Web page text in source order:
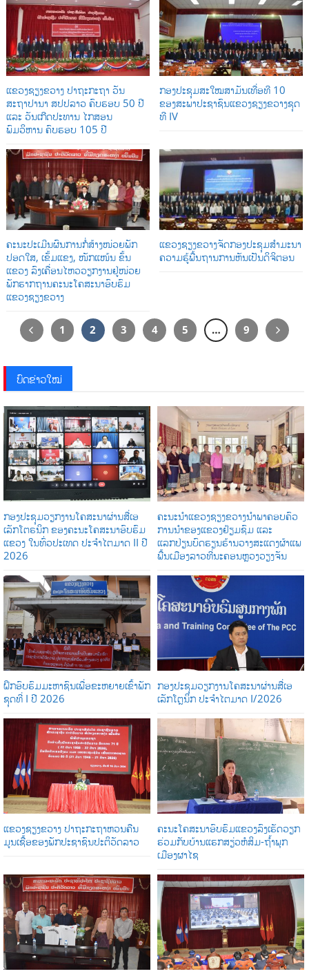
ແຂວງຊຽງຂວາງ ປາຖະກະຖາ ວັນ
ສະຖາປານາ ສປປລາວ ຄົບຮອບ 50 ປີ
ແລະ ວັນເກີດປະທານ ໄກສອນ
ພົມວິຫານ ຄົບຮອບ 105 ປີ
ກອງປະຊຸມສະໃໝສາມັນເທື່ອທີ 10
ຂອງສະພາປະຊາຊົນແຂວງຊຽງຂວາງຊຸດ
ທີ IV
ຄະນະປະເມີນຜົນການກໍ່ສ້າງໜ່ວຍພັກ
ປອດໃສ, ເຂັ້ມແຂງ, ໜັກແໜ້ນ ຂັ້ນ
ແຂວງ ລົງເຄື່ອນໄຫວວຽກງານຢູ່ໜ່ວຍ
ພັກຮາກຖານຄະນະໂຄສະນາອົບຮົມ
ແຂວງຊຽງຂວາງ
ແຂວງຊຽງຂວາງຈັດກອງປະຊຸມສໍາມະນາ
ຄວາມຮູ້ພື້ນຖານການຫັນເປັນດິຈິຕອນ
1 2 3 4 5 … 9
ບົດຂ່າວໃໝ່
ກອງປະຊຸມວຽກງານໂຄສະນາຜ່ານສື່ເອ
ເລັກໂຕຣນິກ ຂອງຄະນະໂຄສະນາອົບຮົມ
ແຂວງ ໃນທົ່ວປະເທດ ປະຈໍາໄຕມາດ II ປີ
2026
ຄະນະນຳແຂວງຊຽງຂວາງນຳພາຄອບຄົວ
ການນໍາຂອງແຂວງຢ້ຽມຊົມ ແລະ
ແລກປ່ຽນບົດຮຽນຮ້ານວາງສະແດງຜ້າແພ
ພື້ນເມືອງລາວທີ່ນະຄອນຫຼວງວຽງຈັນ
ຝຶກອົບຮົມມະຫາຊົນເພື່ອຂະຫຍາຍເຂົ້າພັກ
ຊຸດທີ່ I ປີ 2026
ກອງປະຊຸມວຽກງານໂຄສະນາຜ່ານສື່ເອ
ເລັກໂຕຼນິກ ປະຈໍາໄຕມາດ I/2026
ແຂວງຊຽງຂວາງ ປາຖະກະຖາຫວນຄືນ
ມູນເຊື້ອຂອງພັກປະຊາຊົນປະຕິວັດລາວ
ຄະນະໂຄສະນາອົບຮົມແຂວງລົງເຮັດວຽກ
ຮ່ວມກັບບ້ານແຮກສຽ່ວຫໍສິມ-ຖໍ້າພຸກ
ເມືອງຜາໄຊ